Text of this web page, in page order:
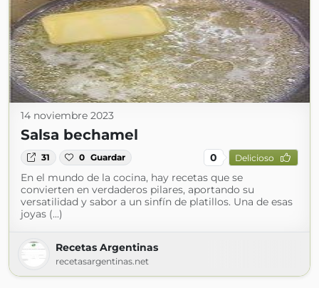
14 noviembre 2023
Salsa bechamel
31 0 Guardar 0 Delicioso
En el mundo de la cocina, hay recetas que se
convierten en verdaderos pilares, aportando su
versatilidad y sabor a un sinfín de platillos. Una de esas
joyas (...)
Recetas Argentinas
recetasargentinas.net